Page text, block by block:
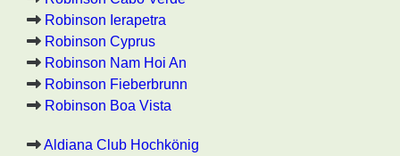
Robinson Ierapetra
Robinson Cyprus
Robinson Nam Hoi An
Robinson Fieberbrunn
Robinson Boa Vista
Aldiana Club Hochkönig